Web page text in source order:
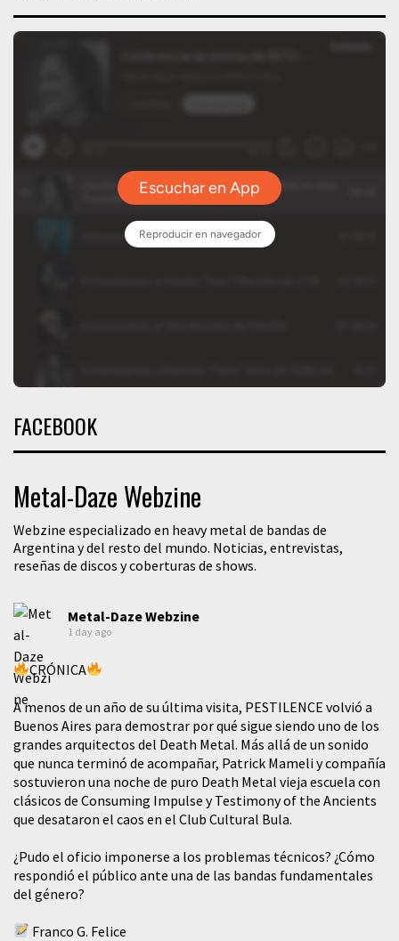
FACEBOOK
Metal-Daze Webzine
Webzine especializado en heavy metal de bandas de
Argentina y del resto del mundo. Noticias, entrevistas,
reseñas de discos y coberturas de shows.
Metal-Daze Webzine
1 day ago
CRÓNICA
A menos de un año de su última visita, PESTILENCE volvió a
Buenos Aires para demostrar por qué sigue siendo uno de los
grandes arquitectos del Death Metal. Más allá de un sonido
que nunca terminó de acompañar, Patrick Mameli y compañía
sostuvieron una noche de puro Death Metal vieja escuela con
clásicos de Consuming Impulse y Testimony of the Ancients
que desataron el caos en el Club Cultural Bula.
¿Pudo el oficio imponerse a los problemas técnicos? ¿Cómo
respondió el público ante una de las bandas fundamentales
del género?
Franco G. Felice